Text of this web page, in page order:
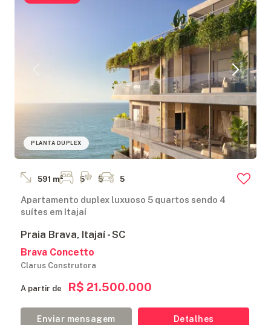
PLANTA DUPLEX
591 m² 5 5 5
Apartamento duplex luxuoso 5 quartos sendo 4
suítes em Itajaí
Praia Brava, Itajaí - SC
Brava Concetto
Clarus Construtora
A partir de R$ 21.500.000
Enviar mensagem Detalhes